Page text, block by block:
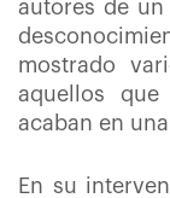
autores de un
mostrado
aquellos
acaban en
En su